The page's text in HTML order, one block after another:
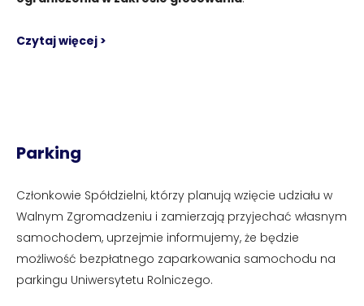
Czytaj więcej >
Parking
Członkowie Spółdzielni, którzy planują wzięcie udziału w
Walnym Zgromadzeniu i zamierzają przyjechać własnym
samochodem, uprzejmie informujemy, że będzie
możliwość bezpłatnego zaparkowania samochodu na
parkingu Uniwersytetu Rolniczego.